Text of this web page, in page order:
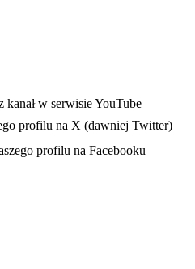
nowej karcie
kanał w serwisie YouTube
profilu na X (dawniej Twitter)
w nowej karcieprofilu na Facebooku